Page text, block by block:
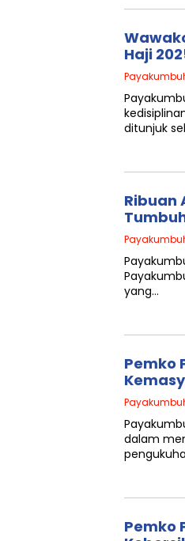
Haji
ditunjuk
Ribuan
yang…
Pemko
dalam
Pemko